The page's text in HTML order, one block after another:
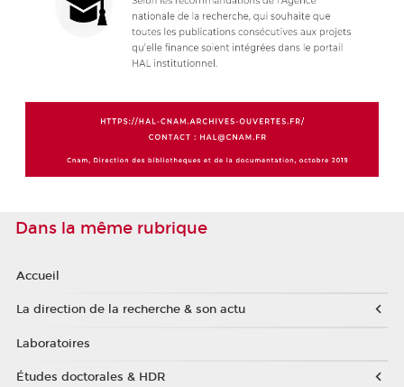
Dans la même rubrique
Accueil
La direction de la recherche & son actu
Laboratoires
Études doctorales & HDR